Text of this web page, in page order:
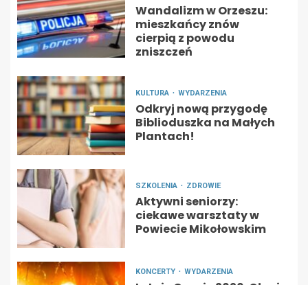
Wandalizm w Orzeszu:
mieszkańcy znów
cierpią z powodu
zniszczeń
KULTURA WYDARZENIA
Odkryj nową przygodę
Biblioduszka na Małych
Plantach!
SZKOLENIA ZDROWIE
Aktywni seniorzy:
ciekawe warsztaty w
Powiecie Mikołowskim
KONCERTY WYDARZENIA